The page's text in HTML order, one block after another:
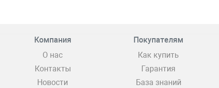
Компания
О нас
Контакты
Новости
Покупателям
Как купить
Гарантия
База знаний